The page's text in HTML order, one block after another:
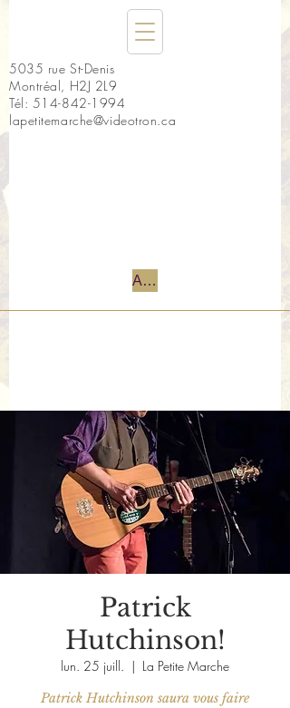
5035 rue St-Denis
Montréal, H2J 2L9
Tél: 514-842-1994
lapetitemarche@videotron.ca
Accueil
Patrick
Hutchinson!
lun. 25 juill.
  |
La Petite Marche
Patrick Hutchinson saura vous faire